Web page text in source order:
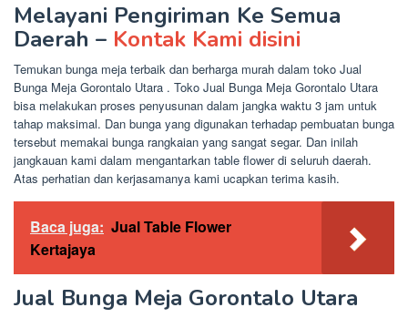
Melayani Pengiriman Ke Semua
Daerah – Kontak Kami disini
Temukan bunga meja terbaik dan berharga murah dalam toko Jual
Bunga Meja Gorontalo Utara . Toko Jual Bunga Meja Gorontalo Utara
bisa melakukan proses penyusunan dalam jangka waktu 3 jam untuk
tahap maksimal. Dan bunga yang digunakan terhadap pembuatan bunga
tersebut memakai bunga rangkaian yang sangat segar. Dan inilah
jangkauan kami dalam mengantarkan table flower di seluruh daerah.
Atas perhatian dan kerjasamanya kami ucapkan terima kasih.
Baca juga: Jual Table Flower
Kertajaya
Jual Bunga Meja Gorontalo Utara